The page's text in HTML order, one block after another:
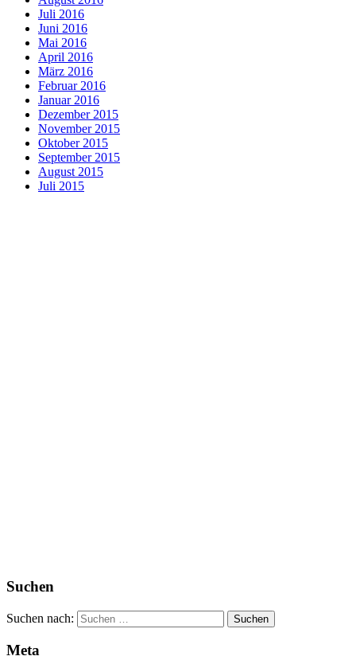
Juli 2016
Juni 2016
Mai 2016
April 2016
März 2016
Februar 2016
Januar 2016
Dezember 2015
November 2015
Oktober 2015
September 2015
August 2015
Juli 2015
Suchen
Suchen nach:
Meta